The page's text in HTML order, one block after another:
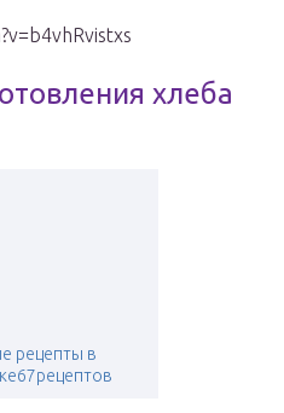
хлеба
рецепты в